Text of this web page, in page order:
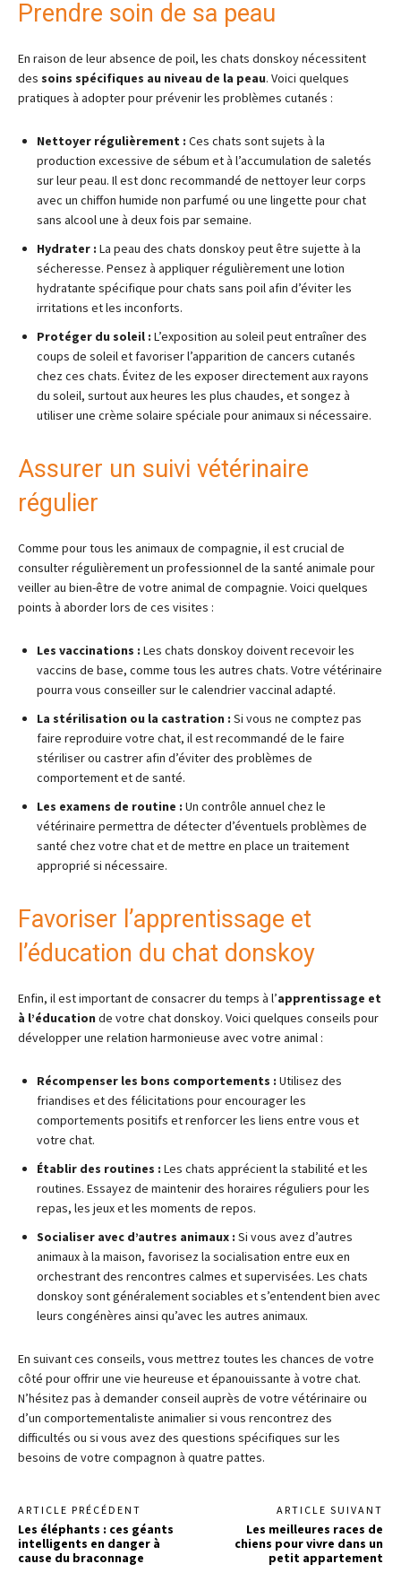
Prendre soin de sa peau
En raison de leur absence de poil, les chats donskoy nécessitent
des soins spécifiques au niveau de la peau. Voici quelques
pratiques à adopter pour prévenir les problèmes cutanés :
Nettoyer régulièrement : Ces chats sont sujets à la
production excessive de sébum et à l’accumulation de saletés
sur leur peau. Il est donc recommandé de nettoyer leur corps
avec un chiffon humide non parfumé ou une lingette pour chat
sans alcool une à deux fois par semaine.
Hydrater : La peau des chats donskoy peut être sujette à la
sécheresse. Pensez à appliquer régulièrement une lotion
hydratante spécifique pour chats sans poil afin d’éviter les
irritations et les inconforts.
Protéger du soleil : L’exposition au soleil peut entraîner des
coups de soleil et favoriser l’apparition de cancers cutanés
chez ces chats. Évitez de les exposer directement aux rayons
du soleil, surtout aux heures les plus chaudes, et songez à
utiliser une crème solaire spéciale pour animaux si nécessaire.
Assurer un suivi vétérinaire
régulier
Comme pour tous les animaux de compagnie, il est crucial de
consulter régulièrement un professionnel de la santé animale pour
veiller au bien-être de votre animal de compagnie. Voici quelques
points à aborder lors de ces visites :
Les vaccinations : Les chats donskoy doivent recevoir les
vaccins de base, comme tous les autres chats. Votre vétérinaire
pourra vous conseiller sur le calendrier vaccinal adapté.
La stérilisation ou la castration : Si vous ne comptez pas
faire reproduire votre chat, il est recommandé de le faire
stériliser ou castrer afin d’éviter des problèmes de
comportement et de santé.
Les examens de routine : Un contrôle annuel chez le
vétérinaire permettra de détecter d’éventuels problèmes de
santé chez votre chat et de mettre en place un traitement
approprié si nécessaire.
Favoriser l’apprentissage et
l’éducation du chat donskoy
Enfin, il est important de consacrer du temps à l’apprentissage et
à l’éducation de votre chat donskoy. Voici quelques conseils pour
développer une relation harmonieuse avec votre animal :
Récompenser les bons comportements : Utilisez des
friandises et des félicitations pour encourager les
comportements positifs et renforcer les liens entre vous et
votre chat.
Établir des routines : Les chats apprécient la stabilité et les
routines. Essayez de maintenir des horaires réguliers pour les
repas, les jeux et les moments de repos.
Socialiser avec d’autres animaux : Si vous avez d’autres
animaux à la maison, favorisez la socialisation entre eux en
orchestrant des rencontres calmes et supervisées. Les chats
donskoy sont généralement sociables et s’entendent bien avec
leurs congénères ainsi qu’avec les autres animaux.
En suivant ces conseils, vous mettrez toutes les chances de votre
côté pour offrir une vie heureuse et épanouissante à votre chat.
N’hésitez pas à demander conseil auprès de votre vétérinaire ou
d’un comportementaliste animalier si vous rencontrez des
difficultés ou si vous avez des questions spécifiques sur les
besoins de votre compagnon à quatre pattes.
ARTICLE PRÉCÉDENT
Les éléphants : ces géants
intelligents en danger à
cause du braconnage
ARTICLE SUIVANT
Les meilleures races de
chiens pour vivre dans un
petit appartement